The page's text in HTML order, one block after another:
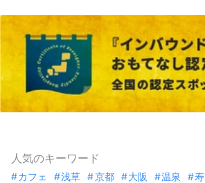
人気のキーワード
カフェ 浅草 京都 大阪 温泉